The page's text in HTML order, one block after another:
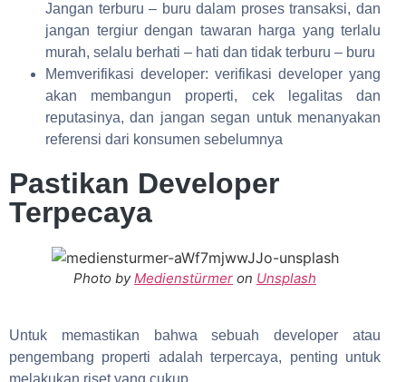
Jangan terburu – buru dalam proses transaksi, dan
jangan tergiur dengan tawaran harga yang terlalu
murah, selalu berhati – hati dan tidak terburu – buru
Memverifikasi developer: verifikasi developer yang
akan membangun properti, cek legalitas dan
reputasinya, dan jangan segan untuk menanyakan
referensi dari konsumen sebelumnya
Pastikan Developer
Terpecaya
Photo byMedienstürmer on Unsplash
Untuk memastikan bahwa sebuah developer atau
pengembang properti adalah terpercaya, penting untuk
melakukan riset yang cukup.